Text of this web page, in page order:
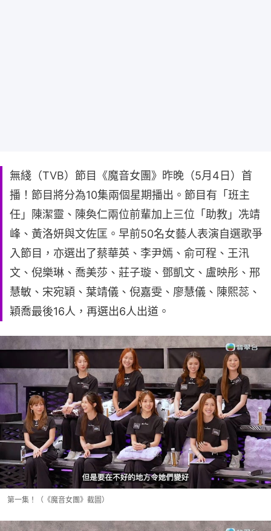
無綫（TVB）節目《魔音女團》昨晚（5月4日）首
播！節目將分為10集兩個星期播出。節目有「班主
任」陳潔靈、陳奐仁兩位前輩加上三位「助教」冼靖
峰、黃洛妍與文佐匡。早前50名女藝人表演自選歌爭
入節目，亦選出了蔡華英、李尹嫣、俞可程、王汛
文、倪樂琳、喬美莎、莊子璇、鄧凱文、盧映彤、邢
慧敏、宋宛穎、葉靖儀、倪嘉雯、廖慧儀、陳熙蕊、
穎喬最後16人，再選出6人出道。
第一集！（《魔音女團》截圖）